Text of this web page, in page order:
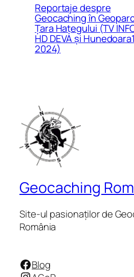
Reportaje despre
Geocaching în
Țara Hațegului (TV
HD DEVA și
2024)
Geocaching
Site-ul pasionaților de
România
Facebook
Blog